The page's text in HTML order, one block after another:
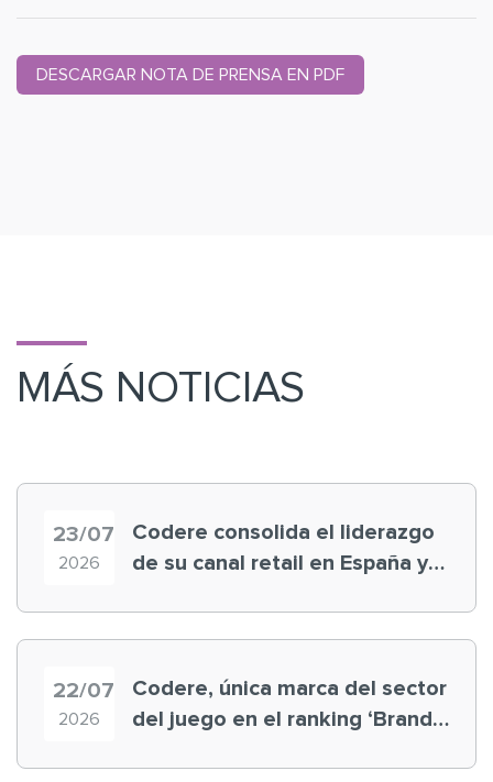
DESCARGAR NOTA DE PRENSA EN PDF
MÁS NOTICIAS
23/07
2026
Codere consolida el liderazgo
de su canal retail en España y
22/07
2026
Codere, única marca del sector
del juego en el ranking ‘Brand